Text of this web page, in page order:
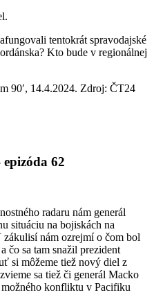
tentokrát spravodajské
Kto bude v regionálnej
90′, 14.4.2024. Zdroj: ČT24
62
radaru nám generál
situáciu na bojiskách na
nám ozrejmí o čom bol
čo sa tam snažil prezident
si môžeme tiež nový diel z
sa tiež či generál Macko
konfliktu v Pacifiku